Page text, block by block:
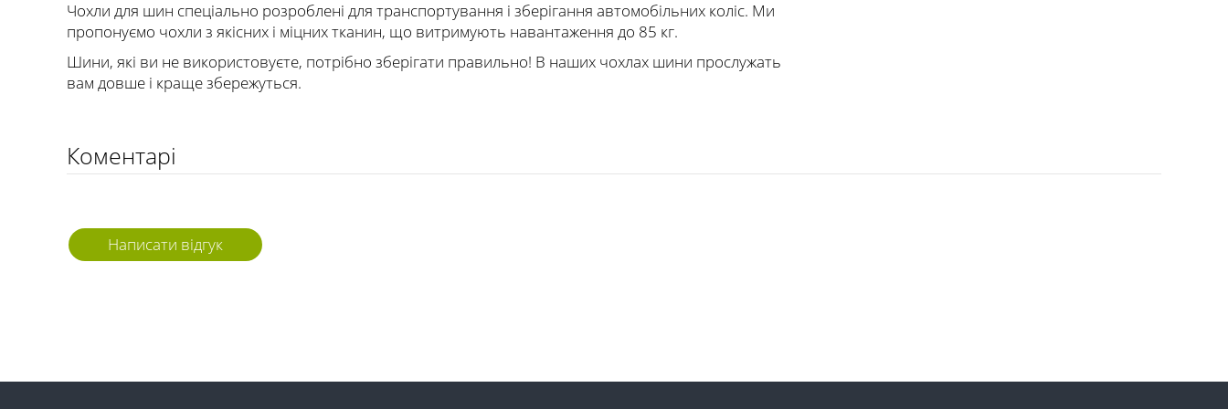
Чохли для шин спеціально розроблені для транспортування і зберігання автомобільних коліс. Ми
пропонуємо чохли з якісних і міцних тканин, що витримують навантаження до 85 кг.
Шини, які ви не використовуєте, потрібно зберігати правильно! В наших чохлах шини прослужать
вам довше і краще збережуться.
Коментарі
Написати відгук